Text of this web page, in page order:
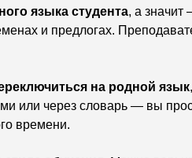
языка студента, а значит
и предлогах.
на родной язык
или через словарь — вы
времени.